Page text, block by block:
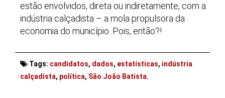
estão envolvidos, direta ou indiretamente, com a
indústria calçadista – a mola propulsora da
economia do município. Pois, então?!
Tags: candidatos, dados, estatísticas, indústria
calçadista, política, São João Batista.